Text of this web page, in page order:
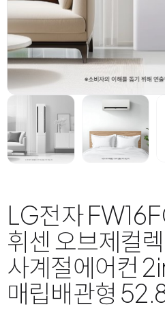
LG전자
휘센 오브제컬
사계절에어컨
매립배관형